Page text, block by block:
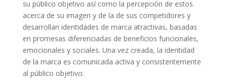
su público objetivo así como la percepción de estos
acerca de su imagen y de la de sus competidores y
desarrollan identidades de marca atractivas, basadas
en promesas diferenciadas de beneficios funcionales,
emocionales y sociales. Una vez creada, la identidad
de la marca es comunicada activa y consistentemente
al público objetivo.